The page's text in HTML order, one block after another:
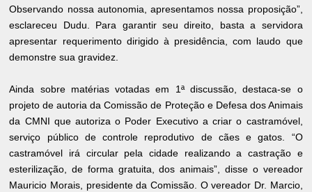
Observando nossa autonomia, apresentamos nossa proposição”,
esclareceu Dudu. Para garantir seu direito, basta a servidora
apresentar requerimento dirigido à presidência, com laudo que
demonstre sua gravidez.
Ainda sobre matérias votadas em 1ª discussão, destaca-se o
projeto de autoria da Comissão de Proteção e Defesa dos Animais
da CMNI que autoriza o Poder Executivo a criar o castramóvel,
serviço público de controle reprodutivo de cães e gatos. “O
castramóvel irá circular pela cidade realizando a castração e
esterilização, de forma gratuita, dos animais”, disse o vereador
Mauricio Morais, presidente da Comissão. O vereador Dr. Marcio,